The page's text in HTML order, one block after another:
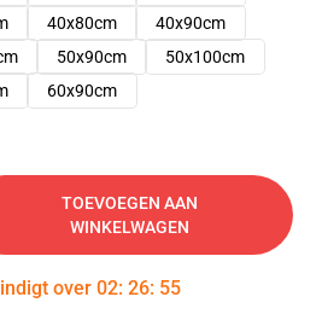
40x80cm
40x90cm
50x90cm
50x100cm
60x90cm
TOEVOEGEN AAN
WINKELWAGEN
over 02: 26: 54